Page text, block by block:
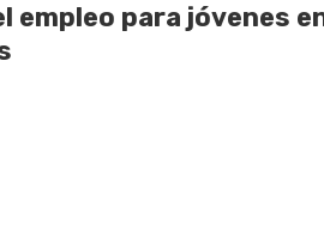
empleo para jóvenes